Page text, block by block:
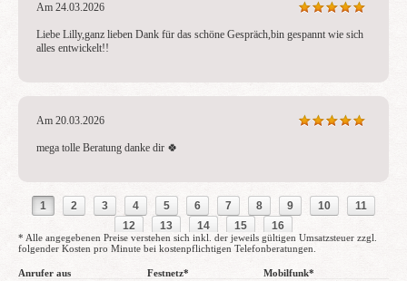
Am 24.03.2026
Liebe Lilly,ganz lieben Dank für das schöne Gespräch,bin gespannt wie sich
alles entwickelt!!
Am 20.03.2026
mega tolle Beratung danke dir 🍀
1 2 3 4 5 6 7 8 9 10
11
12
13 14 15 16
* Alle angegebenen Preise verstehen sich inkl. der jeweils gültigen Umsatzsteuer zzgl.
folgender Kosten pro Minute bei kostenpflichtigen Telefonberatungen.
Anrufer aus Festnetz*
Mobilfunk*